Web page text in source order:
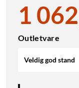
1 062
Outletvare
Veldig god stand